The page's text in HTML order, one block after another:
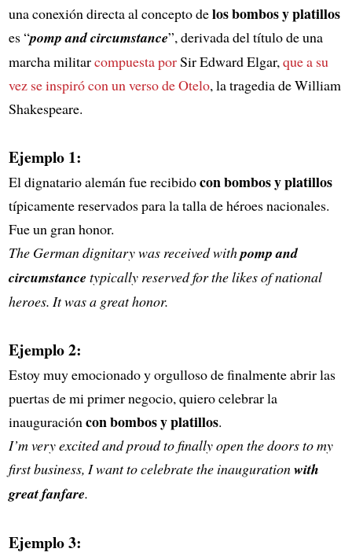
una conexión directa al concepto delos bombos y platillos
es “pomp and circumstance”, derivada del título de una
marcha militarcompuesta porSir Edward Elgar, que a su
vez se inspiró con un verso de Otelo, la tragedia de William
Shakespeare.
Ejemplo 1:
El dignatario alemán fue recibidocon bombos y platillos
típicamente reservados para la talla de héroes nacionales.
Fue un gran honor.
The German dignitary was received withpomp and
circumstance typically reserved for the likes of national
heroes. It was a great honor.
Ejemplo 2:
Estoy muy emocionado y orgulloso de finalmente abrir las
puertas de mi primer negocio, quiero celebrar la
inauguración con bombos y platillos.
I’m very excited and proud to finally open the doors to my
first business, I want to celebrate the inaugurationwith
great fanfare.
Ejemplo 3: